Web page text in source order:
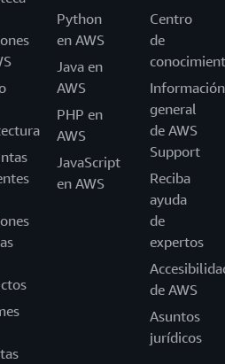
Python
en AWS
Java en
AWS
PHP en
AWS
JavaScript
en AWS
Centro
de
Información
general
de AWS
Support
Reciba
ayuda
de
expertos
de AWS
Asuntos
jurídicos